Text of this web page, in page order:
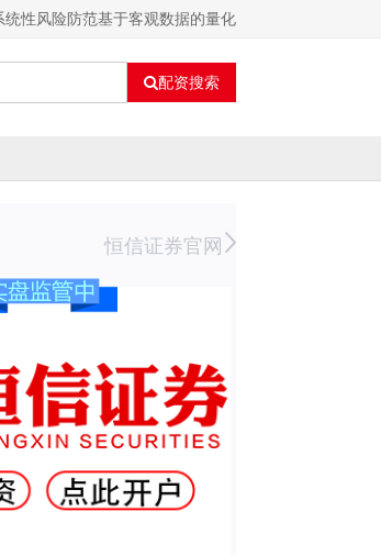
性风险防范基于客观数据的量化
配资搜索
恒信证券官网